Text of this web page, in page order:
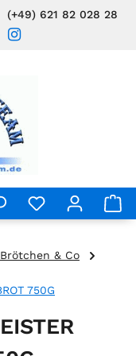
(+49) 621 82 028 28
& Co
750G